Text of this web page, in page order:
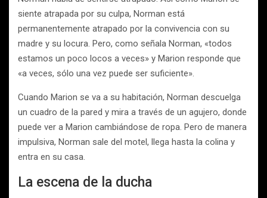
siente atrapada por su culpa, Norman está
permanentemente atrapado por la convivencia con su
madre y su locura. Pero, como señala Norman, «todos
estamos un poco locos a veces» y Marion responde que
«a veces, sólo una vez puede ser suficiente».
Cuando Marion se va a su habitación, Norman descuelga
un cuadro de la pared y mira a través de un agujero, donde
puede ver a Marion cambiándose de ropa. Pero de manera
impulsiva, Norman sale del motel, llega hasta la colina y
entra en su casa.
La escena de la ducha